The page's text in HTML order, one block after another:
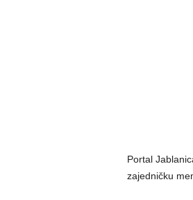
Portal
zajedničku